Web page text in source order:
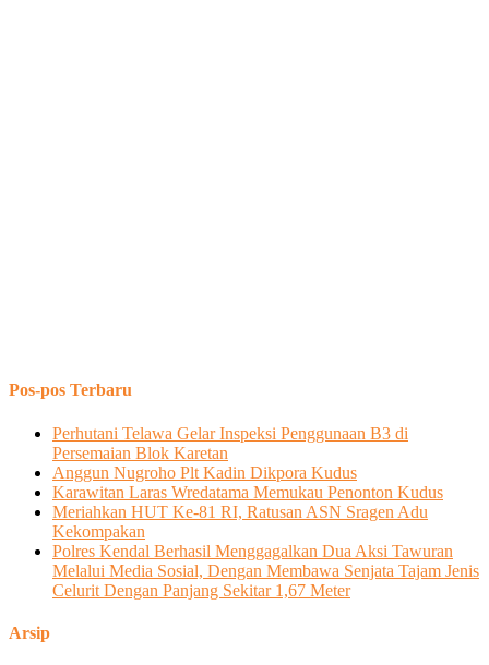
Pos-pos Terbaru
Perhutani Telawa Gelar Inspeksi Penggunaan B3 di
Persemaian Blok Karetan
Anggun Nugroho Plt Kadin Dikpora Kudus
Karawitan Laras Wredatama Memukau Penonton Kudus
Meriahkan HUT Ke-81 RI, Ratusan ASN Sragen Adu
Kekompakan
Polres Kendal Berhasil Menggagalkan Dua Aksi Tawuran
Melalui Media Sosial, Dengan Membawa Senjata Tajam Jenis
Celurit Dengan Panjang Sekitar 1,67 Meter
Arsip